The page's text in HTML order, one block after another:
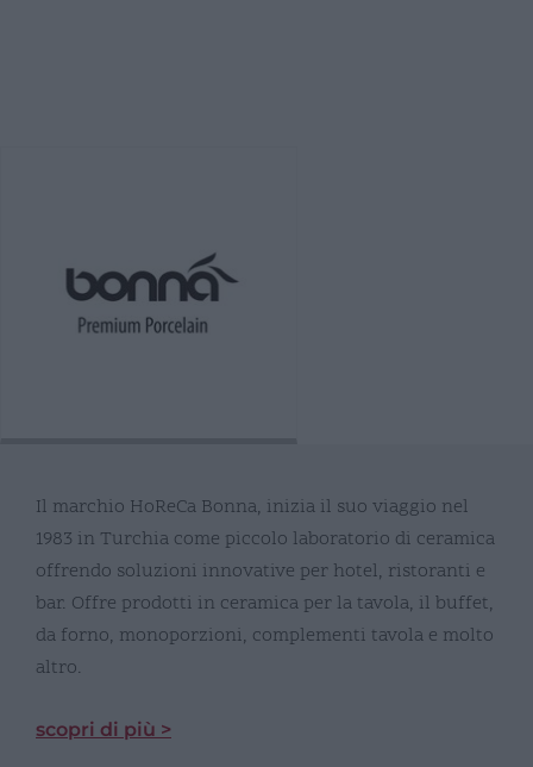
Il marchio HoReCa Bonna, inizia il suo viaggio nel
1983 in Turchia come piccolo laboratorio di ceramica
offrendo soluzioni innovative per hotel, ristoranti e
bar. Offre prodotti in ceramica per la tavola, il buffet,
da forno, monoporzioni, complementi tavola e molto
altro.
scopri di più >